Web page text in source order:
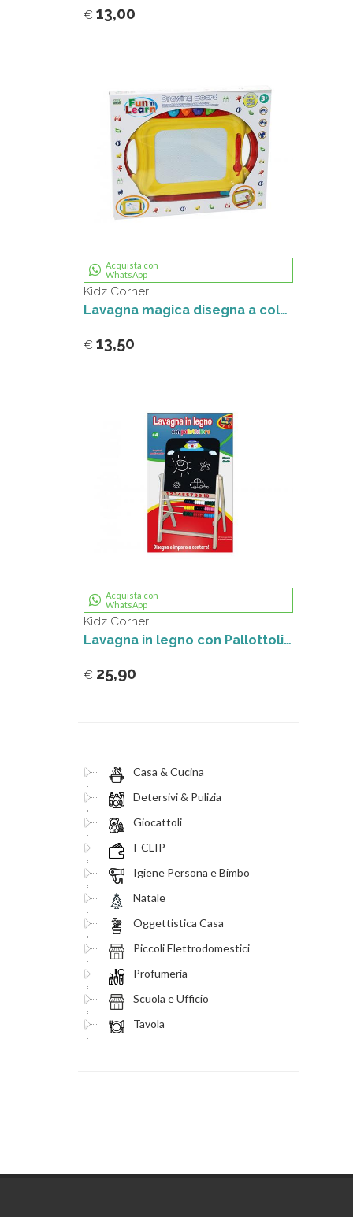
€ 13,00
Acquista con
WhatsApp
Kidz Corner
Lavagna magica disegna a colori Kidz Corner
€ 13,50
Acquista con
WhatsApp
Kidz Corner
Lavagna in legno con Pallottoliere Kidz Corner
€ 25,90
Casa & Cucina
Detersivi & Pulizia
Giocattoli
I-CLIP
Igiene Persona e Bimbo
Natale
Oggettistica Casa
Piccoli Elettrodomestici
Profumeria
Scuola e Ufficio
Tavola